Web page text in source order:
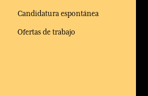
Candidatura espontánea
Ofertas de trabajo